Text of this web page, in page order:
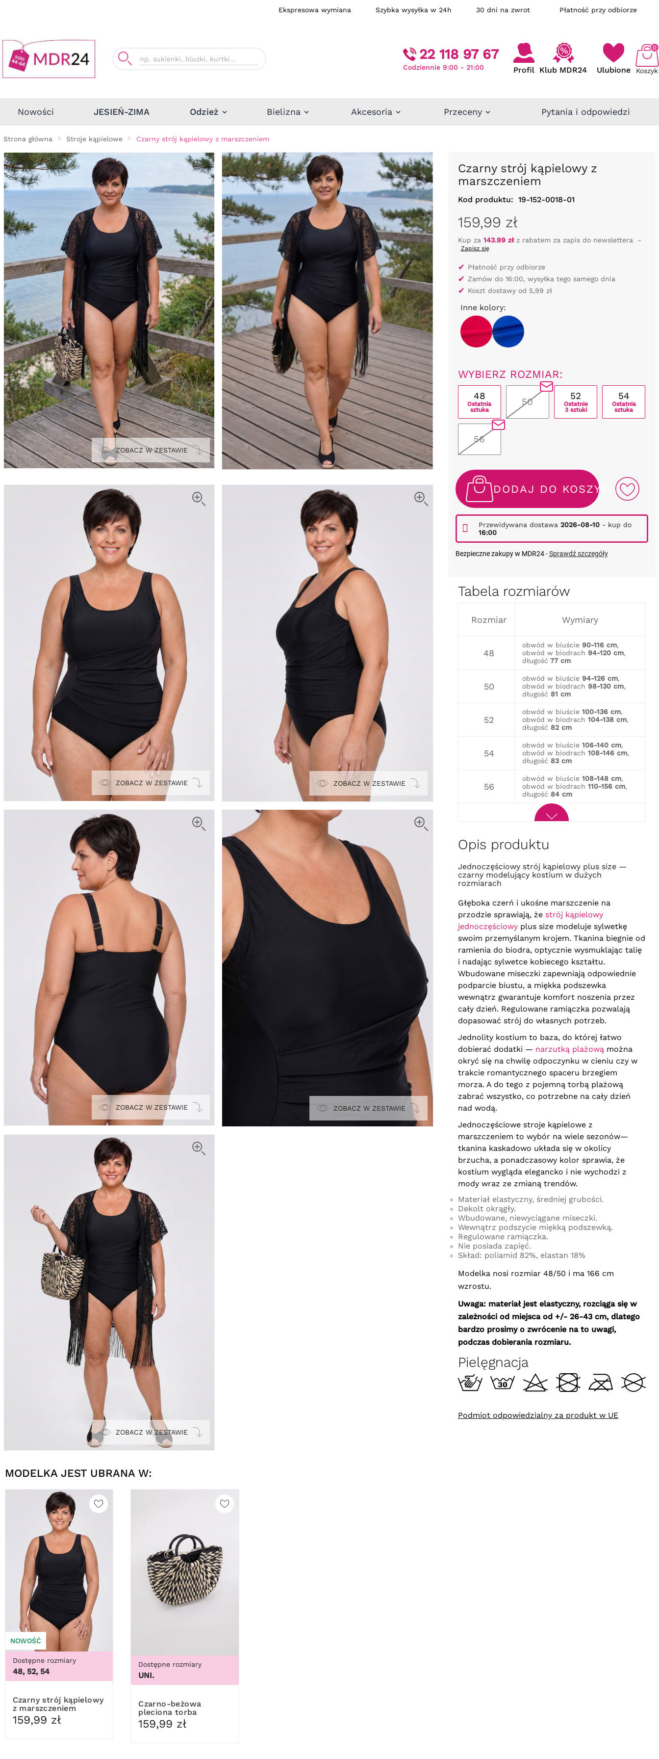
Ekspresowa wymiana Szybka wysyłka w 24h 30 dni na zwrot Płatność przy odbiorze
22 118 97 67
Codziennie 9:00 - 21:00 Profil Klub MDR24 Ulubione Koszyk
0
Nowości JESIEŃ-ZIMA Odzież Bielizna Akcesoria Przeceny Pytania i odpowiedzi
Strona główna Stroje kąpielowe Czarny strój kąpielowy z marszczeniem
Nowość
ZOBACZ W ZESTAWIE
ZOBACZ W ZESTAWIE ZOBACZ W ZESTAWIE
ZOBACZ W ZESTAWIE ZOBACZ W ZESTAWIE
ZOBACZ W ZESTAWIE
Czarny strój kąpielowy z
marszczeniem
Kod produktu: 19-152-0018-01
159,99 zł
Kup za 143.99 złz rabatem za zapis do newslettera -
Zapisz się
✔ Płatność przy odbiorze
✔ Zamów do 16:00, wysyłka tego samego dnia
✔ Koszt dostawy od 5,99 zł
Inne kolory:
WYBIERZ ROZMIAR:
48
Ostatnia
sztuka
50
52
Ostatnie
3 sztuki
54
Ostatnia
sztuka
56
DODAJ DO KOSZYKA
Przewidywana dostawa 2026-08-10- kup do
16:00
Bezpieczne zakupy w MDR24 -Sprawdź szczegóły
Tabela rozmiarów
Rozmiar Wymiary
48
obwód w biuście 90-116 cm,
obwód w biodrach 94-120 cm,
długość 77 cm
50
obwód w biuście 94-126 cm,
obwód w biodrach 98-130 cm,
długość 81 cm
52
obwód w biuście 100-136 cm,
obwód w biodrach 104-138 cm,
długość 82 cm
54
obwód w biuście 106-140 cm,
obwód w biodrach 108-146 cm,
długość 83 cm
56
obwód w biuście 108-148 cm,
obwód w biodrach 110-156 cm,
długość 84 cm
Opis produktu
Jednoczęściowy strój kąpielowy plus size —
czarny modelujący kostium w dużych
rozmiarach
Głęboka czerń i ukośne marszczenie na
przodzie sprawiają, że strój kąpielowy
jednoczęściowyplus size modeluje sylwetkę
swoim przemyślanym krojem. Tkanina biegnie od
ramienia do biodra, optycznie wysmuklając talię
i nadając sylwetce kobiecego kształtu.
Wbudowane miseczki zapewniają odpowiednie
podparcie biustu, a miękka podszewka
wewnątrz gwarantuje komfort noszenia przez
cały dzień. Regulowane ramiączka pozwalają
dopasować strój do własnych potrzeb.
Jednolity kostium to baza, do której łatwo
dobierać dodatki — narzutką plażowąmożna
okryć się na chwilę odpoczynku w cieniu czy w
trakcie romantycznego spaceru brzegiem
morza. A do tego z pojemną torbą plażową
zabrać wszystko, co potrzebne na cały dzień
nad wodą.
Jednoczęściowe stroje kąpielowe z
marszczeniem to wybór na wiele sezonów—
tkanina kaskadowo układa się w okolicy
brzucha, a ponadczasowy kolor sprawia, że
kostium wygląda elegancko i nie wychodzi z
mody wraz ze zmianą trendów.
Materiał elastyczny, średniej grubości.
Dekolt okrągły.
Wbudowane, niewyciągane miseczki.
Wewnątrz podszycie miękką podszewką.
Regulowane ramiączka.
Nie posiada zapięć.
Skład: poliamid 82%, elastan 18%
Modelka nosi rozmiar 48/50 i ma 166 cm
wzrostu.
Uwaga: materiał jest elastyczny, rozciąga się w
zależności od miejsca od +/- 26-43 cm, dlatego
bardzo prosimy o zwrócenie na to uwagi,
podczas dobierania rozmiaru.
Pielęgnacja
Podmiot odpowiedzialny za produkt w UE
MODELKA JEST UBRANA W:
NOWOŚĆ
Dostępne rozmiary
48, 52, 54
Czarny strój kąpielowy
z marszczeniem
159,99 zł
Dostępne rozmiary
UNI.
Czarno-beżowa
pleciona torba
159,99 zł